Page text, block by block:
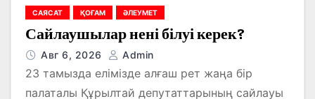
САЯСАТ ҚОҒАМ ӘЛЕУМЕТ
Сайлаушылар нені білуі керек?
Авг 6, 2026 Admin
23 тамызда елімізде алғаш рет жаңа бір
палаталы Құрылтай депутаттарының сайлауы